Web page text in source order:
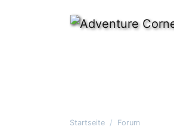
Startseite Forum